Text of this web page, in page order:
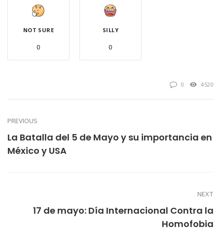
NOT SURE
0
SILLY
0
0 4520
PREVIOUS
La Batalla del 5 de Mayo y su importancia en
México y USA
NEXT
17 de mayo: Día Internacional Contra la
Homofobia